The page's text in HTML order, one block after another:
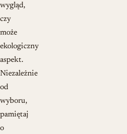
wygląd,
czy
może
ekologiczny
aspekt.
Niezależnie
od
wyboru,
pamiętaj
o